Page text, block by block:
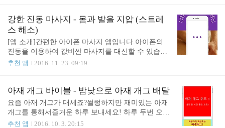
대상 확인3분만에 애플 뮤직 구독 취소(해지/탈퇴)3
분만에 아이폰 ..
은 아래와 같은 편리한 기능이 있습니다. [기능]1. 좌
우 수유 및 유축 시간 및 용량2. 분유/모유 시간 및 용
량3. 이유식 시간 및 용량4. 트림 시간5. 대소변 시간
6. 달력을 통한 기록 확인7. 메모 입력 가능 간편하고
쉽게 사용하세요! [무료 사용 쿠폰 (리딤코드)]아래
덧글로 이유와 함께 이메일을 남겨주시면 리딤코드
말 필요한 분만 신청해주세요~^^ [무료 버전 다운로
드]https://itun..
강한 진동 마사지 - 몸과 발을 지압 (스트레
스 해소)
[앱 소개]간편한 아이폰 마사지 앱입니다.아이폰의
진동을 이용하여 값비싼 마사지를 대신할 수 있습니
다.아주 간단하고 쉬운 사용으로 하루의 피로를 풀어
추천 앱 2016. 11. 23. 09:19
아재 개그 바이블 - 밤낮으로 아재 개그 배달
요즘 아재 개그가 대세죠?썰렁하지만 재미있는 아재
개그를 통해서즐거운 하루 보내세요! 하루 두번 오전
11시와 오후 7시에새로운 아재 개그를 배달해줍니
추천 앱 2016. 10. 3. 20:15